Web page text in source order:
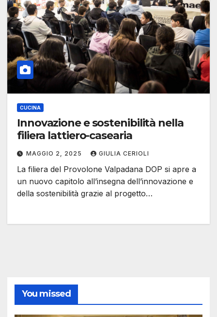
CUCINA
Innovazione e sostenibilità nella
filiera lattiero-casearia
MAGGIO 2, 2025 GIULIA CERIOLI
La filiera del Provolone Valpadana DOP si apre a
un nuovo capitolo all’insegna dell’innovazione e
della sostenibilità grazie al progetto…
You missed